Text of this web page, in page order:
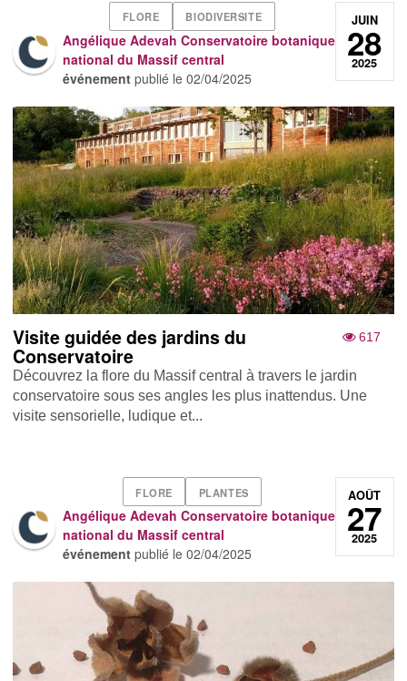
FLORE BIODIVERSITE
Angélique Adevah Conservatoire botanique
national du Massif central
événement publié le02/04/2025
JUIN
28
2025
617
Visite guidée des jardins du
Conservatoire
Découvrez la flore du Massif central à travers le jardin
conservatoire sous ses angles les plus inattendus. Une
visite sensorielle, ludique et...
FLORE PLANTES
Angélique Adevah Conservatoire botanique
national du Massif central
événement publié le02/04/2025
AOÛT
27
2025